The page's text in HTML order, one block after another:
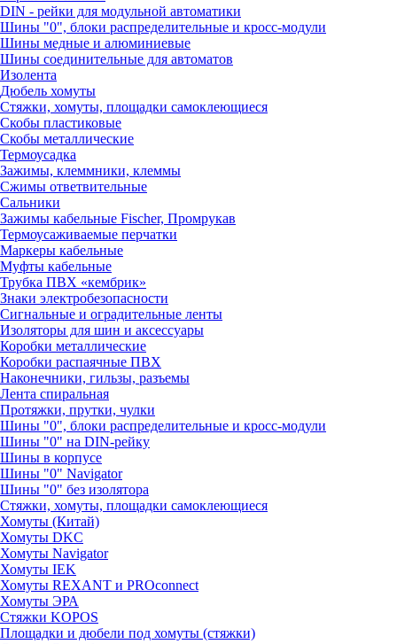
DIN - рейки для модульной автоматики
Шины "0", блоки распределительные и кросс-модули
Шины медные и алюминиевые
Шины соединительные для автоматов
Изолента
Дюбель хомуты
Стяжки, хомуты, площадки самоклеющиеся
Скобы пластиковые
Скобы металлические
Термоусадка
Зажимы, клеммники, клеммы
Сжимы ответвительные
Сальники
Зажимы кабельные Fischer, Промрукав
Термоусаживаемые перчатки
Маркеры кабельные
Муфты кабельные
Трубка ПВХ «кембрик»
Знаки электробезопасности
Сигнальные и оградительные ленты
Изоляторы для шин и аксессуары
Коробки металлические
Коробки распаячные ПВХ
Наконечники, гильзы, разъемы
Лента спиральная
Протяжки, прутки, чулки
Шины "0", блоки распределительные и кросс-модули
Шины "0" на DIN-рейку
Шины в корпусе
Шины "0" Navigator
Шины "0" без изолятора
Стяжки, хомуты, площадки самоклеющиеся
Хомуты (Китай)
Хомуты DKC
Хомуты Navigator
Хомуты IEK
Хомуты REXANT и PROconnect
Хомуты ЭРА
Стяжки KOPOS
Площадки и дюбели под хомуты (стяжки)